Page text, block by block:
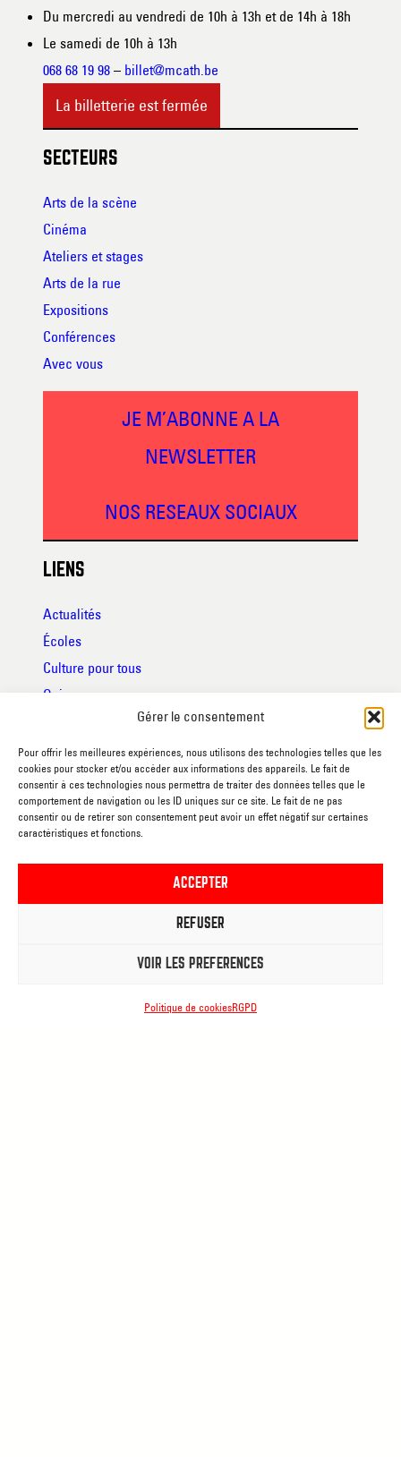
Gérer le consentement
Pour offrir les meilleures expériences, nous utilisons des technologies telles que les
cookies pour stocker et/ou accéder aux informations des appareils. Le fait de
consentir à ces technologies nous permettra de traiter des données telles que le
comportement de navigation ou les ID uniques sur ce site. Le fait de ne pas
consentir ou de retirer son consentement peut avoir un effet négatif sur certaines
caractéristiques et fonctions.
ACCEPTER
REFUSER
VOIR LES PRÉFÉRENCES
Politique de cookiesRGPD
Du mercredi au vendredi de 10h à 13h et de 14h à 18h
Le samedi de 10h à 13h
068 68 19 98 – billet@mcath.be
La billetterie est fermée
SECTEURS
Arts de la scène
Cinéma
Ateliers et stages
Arts de la rue
Expositions
Conférences
Avec vous
JE M’ABONNE A LA
NEWSLETTER
NOS RESEAUX SOCIAUX
LIENS
Actualités
Écoles
Culture pour tous
Qui sommes-nous
Mise à disposition des salles
Publications
Foire aux questions
Partenaires
Conditions générales de vente